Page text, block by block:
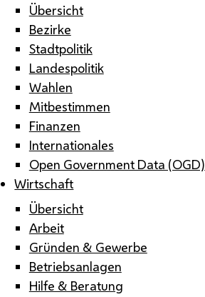
Übersicht
Bezirke
Stadtpolitik
Landespolitik
Wahlen
Mitbestimmen
Finanzen
Internationales
Open Government Data (OGD)
Wirtschaft
Übersicht
Arbeit
Gründen & Gewerbe
Betriebsanlagen
Hilfe & Beratung